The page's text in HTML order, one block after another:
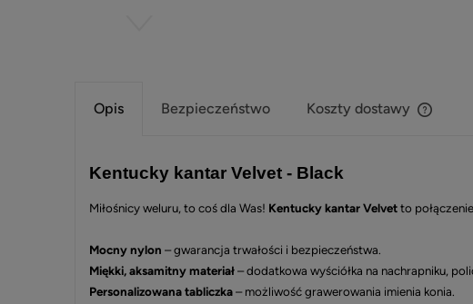
Opis Bezpieczeństwo Koszty dostawy
Kentucky kantar Velvet - Black
Miłośnicy weluru, to coś dla Was! Kentucky kantar Velvetto
Mocny nylon – gwarancja trwałości i bezpieczeństwa.
Miękki, aksamitny materiał– dodatkowa wyściółka na nachrapniku,
Personalizowana tabliczka– możliwość grawerowania imienia konia.